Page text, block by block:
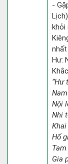
-
khỏi
Hư:
“Hư
Nội
Nhi
Hổ
Gia